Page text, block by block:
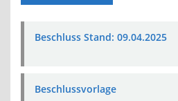
Beschluss Stand: 09.04.2025
Beschlussvorlage